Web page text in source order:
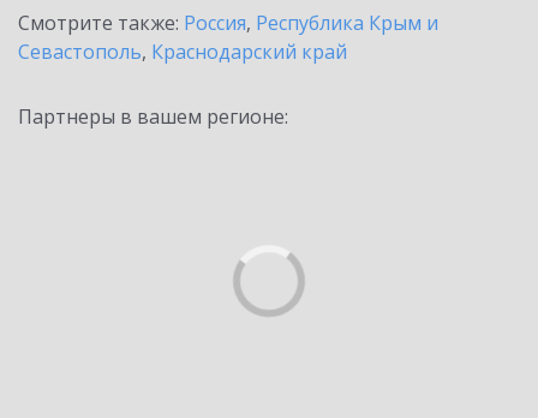
Смотрите также: Россия, Республика Крым и
Севастополь, Краснодарский край
Партнеры в вашем регионе: